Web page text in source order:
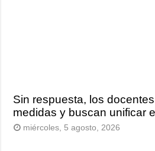
Sin respuesta, los
medidas y buscan unificar
miércoles, 5 agosto, 2026